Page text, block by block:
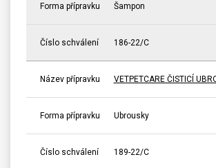
Forma přípravku Šampon
Číslo schválení 186-22/C
Název přípravku VETPETCARE ČISTICÍ
Forma přípravku Ubrousky
Číslo schválení 189-22/C